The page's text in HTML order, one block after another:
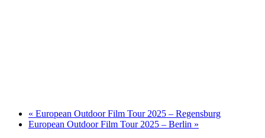
« European Outdoor Film Tour 2025 – Regensburg
European Outdoor Film Tour 2025 – Berlin »